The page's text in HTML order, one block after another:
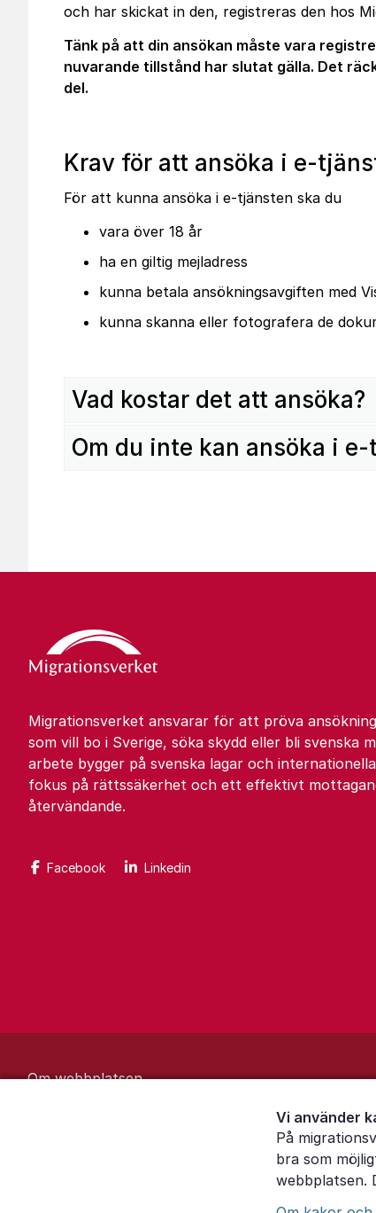
Vi använder
På
bra som
webbplatsen.
och har skickat in den, registreras den hos
Tänk på att din ansökan måste vara
nuvarande tillstånd har slutat gälla. Det
del.
Krav för att ansöka i e-
För att kunna ansöka i e-tjänsten ska du
vara över 18 år
ha en giltig mejladress
kunna betala ansökningsavgiften med
kunna skanna eller fotografera de
Vad kostar det att ansöka?
Om du inte kan ansöka i
Migrationsverket ansvarar för att pröva
som vill bo i Sverige, söka skydd eller bli svenska
arbete bygger på svenska lagar och
fokus på rättssäkerhet och ett effektivt
återvändande.
Facebook Linkedin
Om webbplatsen